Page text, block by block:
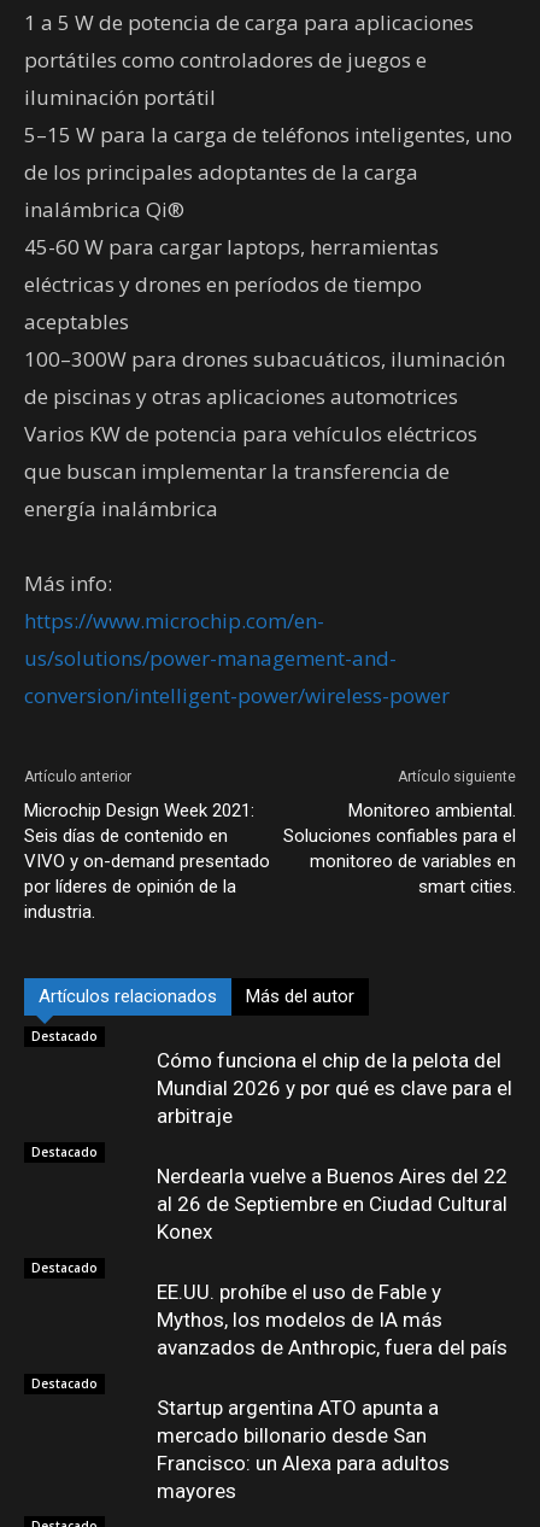
1 a 5 W de potencia de carga para aplicaciones
portátiles como controladores de juegos e
iluminación portátil
5–15 W para la carga de teléfonos inteligentes, uno
de los principales adoptantes de la carga
inalámbrica Qi®
45-60 W para cargar laptops, herramientas
eléctricas y drones en períodos de tiempo
aceptables
100–300W para drones subacuáticos, iluminación
de piscinas y otras aplicaciones automotrices
Varios KW de potencia para vehículos eléctricos
que buscan implementar la transferencia de
energía inalámbrica
Más info:
https://www.microchip.com/en-
us/solutions/power-management-and-
conversion/intelligent-power/wireless-power
Artículo anterior
Microchip Design Week 2021:
Seis días de contenido en
VIVO y on-demand presentado
por líderes de opinión de la
industria.
Artículo siguiente
Monitoreo ambiental.
Soluciones confiables para el
monitoreo de variables en
smart cities.
Artículos relacionados Más del autor
Destacado
Cómo funciona el chip de la pelota del
Mundial 2026 y por qué es clave para el
arbitraje
Destacado
Nerdearla vuelve a Buenos Aires del 22
al 26 de Septiembre en Ciudad Cultural
Konex
Destacado
EE.UU. prohíbe el uso de Fable y
Mythos, los modelos de IA más
avanzados de Anthropic, fuera del país
Destacado
Startup argentina ATO apunta a
mercado billonario desde San
Francisco: un Alexa para adultos
mayores